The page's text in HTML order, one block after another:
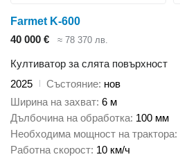
Farmet K-600
40 000 €
≈ 78 370 лв.
Култиватор за слята повърхност
2025
Състояние нов
Ширина на захват 6 м
Дълбочина на обработка 100 мм
Необходима мощност на трактора
Работна скорост 10 км/ч